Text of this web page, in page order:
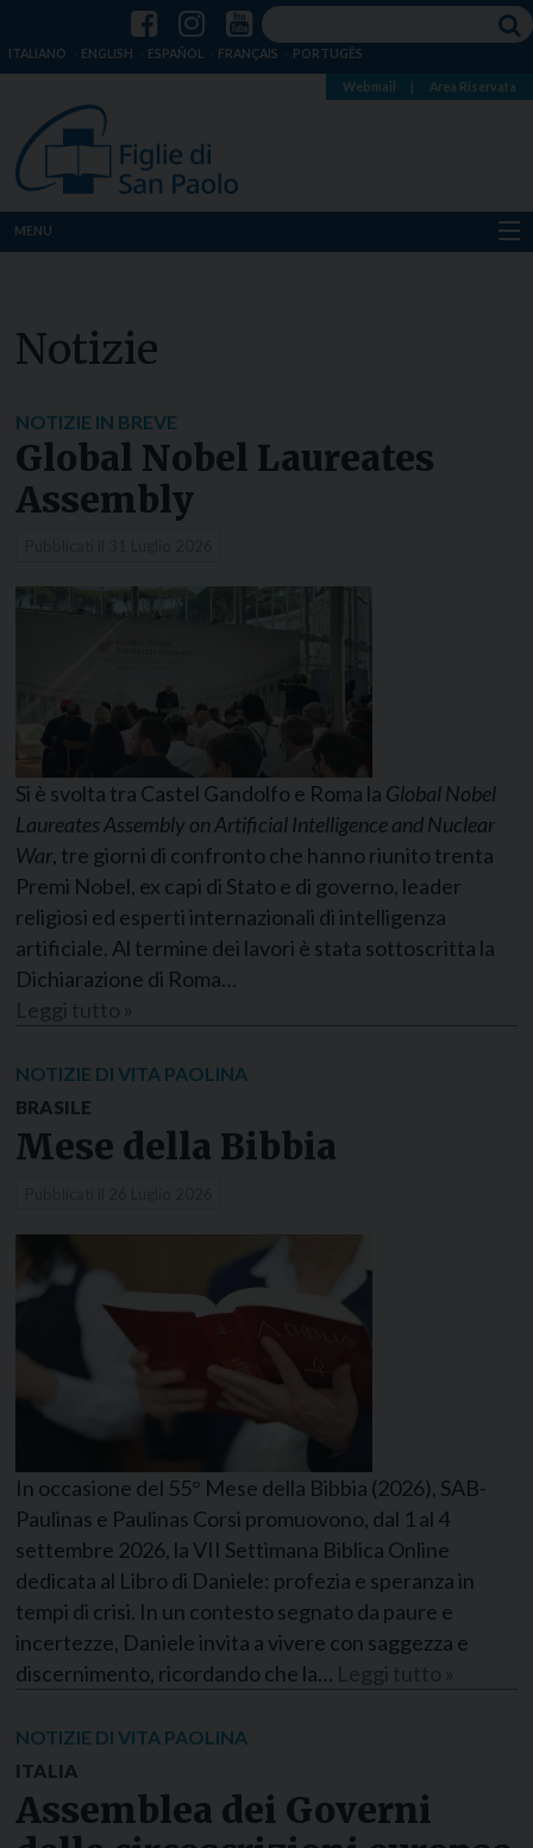
ITALIANO ENGLISH ESPAÑOL FRANÇAIS PORTUGÊS
Webmail Area Riservata
MENU
Dove siamo
Risorse
Media
Notizie
NOTIZIE IN BREVE
Global Nobel Laureates
Assembly
Si è svolta tra Castel Gandolfo e Roma la Global Nobel
Laureates Assembly on Artificial Intelligence and Nuclear
War, tre giorni di confronto che hanno riunito trenta
Premi Nobel, ex capi di Stato e di governo, leader
religiosi ed esperti internazionali di intelligenza
artificiale. Al termine dei lavori è stata sottoscritta la
Dichiarazione di Roma…
NOTIZIE DI VITA PAOLINA
BRASILE
Mese della Bibbia
In occasione del 55° Mese della Bibbia (2026), SAB-
Paulinas e Paulinas Corsi promuovono, dal 1 al 4
settembre 2026, la VII Settimana Biblica Online
dedicata al Libro di Daniele: profezia e speranza in
tempi di crisi. In un contesto segnato da paure e
incertezze, Daniele invita a vivere con saggezza e
discernimento, ricordando che la…
NOTIZIE DI VITA PAOLINA
ITALIA
Assemblea dei Governi